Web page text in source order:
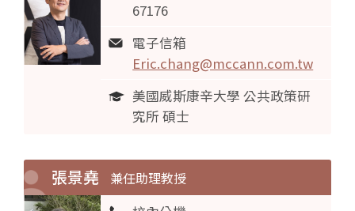
67176
電子信箱
Eric.chang@mccann.com.tw
美國威斯康辛大學 公共政策研
究所 碩士
張景堯 兼任助理教授